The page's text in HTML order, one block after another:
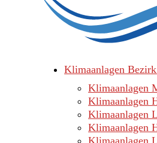
Klimaanlagen
Klimaanlagen
Klimaanlagen
Klimaanlagen
Klimaanlagen
Klimaanlagen